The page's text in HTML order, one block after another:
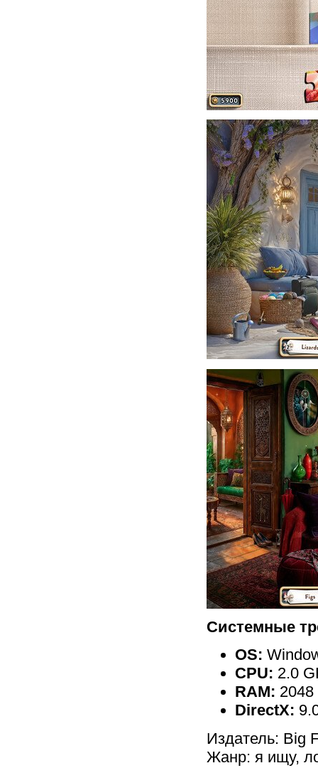
Системные
OS:
CPU: 2.0
RAM: 2048
DirectX:
Издатель: Big
Жанр: я ищу,